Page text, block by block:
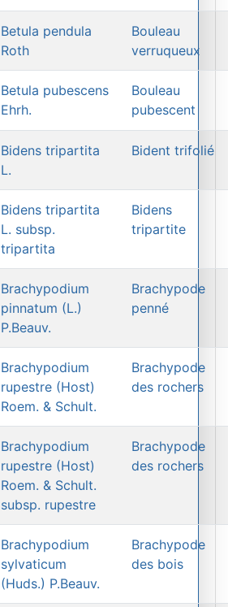
Betula pendula
Roth
Bouleau
verruqueux
Betula pubescens
Ehrh.
Bouleau
pubescent
Bidens tripartita
L.
Bident trifolié
Bidens tripartita
L. subsp.
tripartita
Bidens
tripartite
Brachypodium
pinnatum (L.)
P.Beauv.
Brachypode
penné
Brachypodium
rupestre (Host)
Roem. & Schult.
Brachypode
des rochers
Brachypodium
rupestre (Host)
Roem. & Schult.
subsp. rupestre
Brachypode
des rochers
Brachypodium
sylvaticum
(Huds.) P.Beauv.
Brachypode
des bois